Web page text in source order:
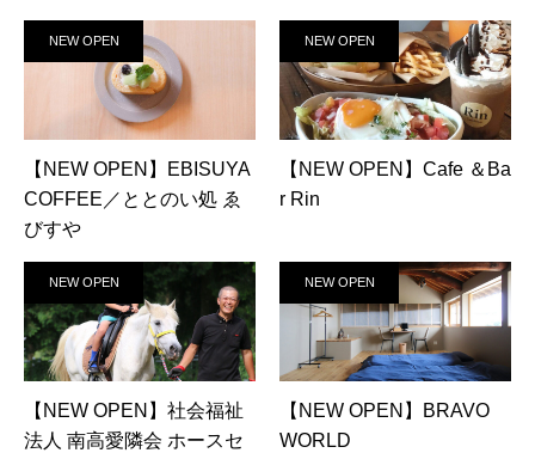
NEW OPEN
【NEW OPEN】EBISUYA
COFFEE／ととのい処 ゑ
びすや
NEW OPEN
【NEW OPEN】Cafe ＆Ba
r Rin
NEW OPEN
【NEW OPEN】社会福祉
法人 南高愛隣会 ホースセ
NEW OPEN
【NEW OPEN】BRAVO
WORLD